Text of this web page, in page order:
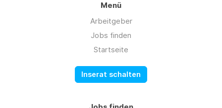
Menü
Arbeitgeber
Jobs finden
Startseite
Inserat schalten